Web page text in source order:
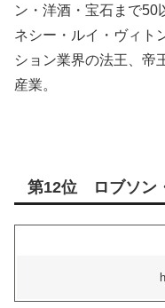
ン・洋酒・宝石まで50
ネシー・ルイ・ヴィト
ション業界の法王、帝
産業。
第12位 ロブソン